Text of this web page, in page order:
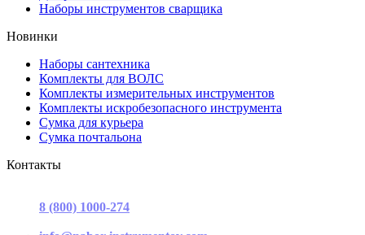
Наборы инструментов сварщика
Новинки
Наборы сантехника
Комплекты для ВОЛС
Комплекты измерительных инструментов
Комплекты искробезопасного инструмента
Сумка для курьера
Сумка почтальона
Контакты
8 (800) 1000-274